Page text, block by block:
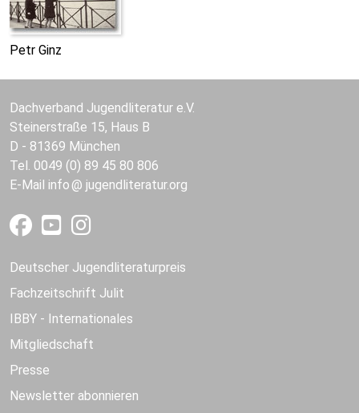
Petr Ginz
Dachverband Jugendliteratur e.V.
Steinerstraße 15, Haus B
D - 81369 München
Tel. 0049 (0) 89 45 80 806
E-Mail info jugendliteratur.org
Deutscher Jugendliteraturpreis
Fachzeitschrift Julit
IBBY - Internationales
Mitgliedschaft
Presse
Newsletter abonnieren